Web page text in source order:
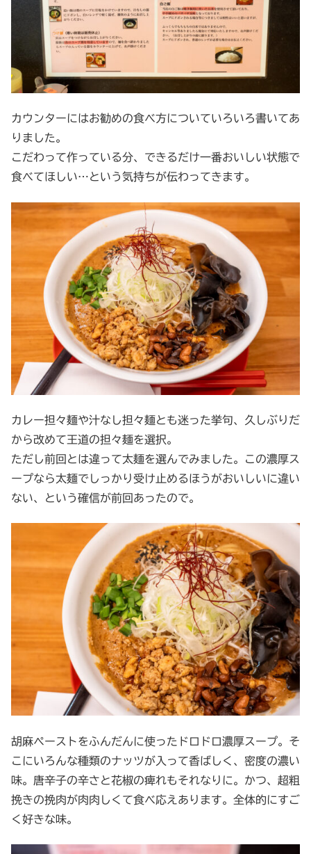
カウンターにはお勧めの食べ方についていろいろ書いてあ
りました。
こだわって作っている分、できるだけ一番おいしい状態で
食べてほしい…という気持ちが伝わってきます。
カレー担々麺や汁なし担々麺とも迷った挙句、久しぶりだ
から改めて王道の担々麺を選択。
ただし前回とは違って太麺を選んでみました。この濃厚ス
ープなら太麺でしっかり受け止めるほうがおいしいに違い
ない、という確信が前回あったので。
胡麻ペーストをふんだんに使ったドロドロ濃厚スープ。そ
こにいろんな種類のナッツが入って香ばしく、密度の濃い
味。唐辛子の辛さと花椒の痺れもそれなりに。かつ、超粗
挽きの挽肉が肉肉しくて食べ応えあります。全体的にすご
く好きな味。